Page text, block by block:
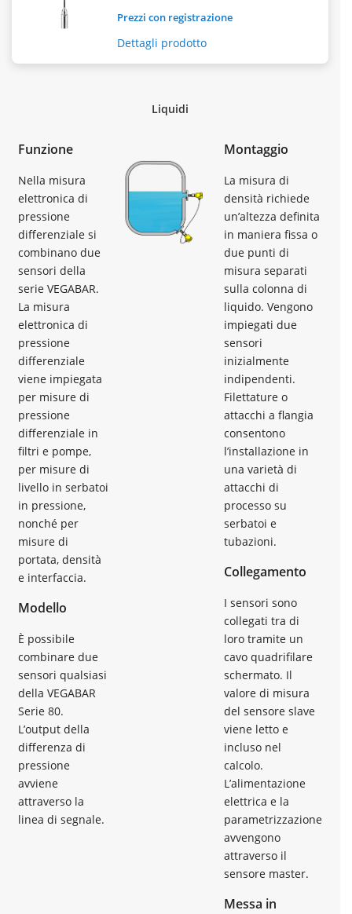
Prezzi con registrazione
Dettagli prodotto
Liquidi
Funzione
Nella misura
elettronica di
pressione
differenziale si
combinano due
sensori della
serie VEGABAR.
La misura
elettronica di
pressione
differenziale
viene impiegata
per misure di
pressione
differenziale in
filtri e pompe,
per misure di
livello in serbatoi
in pressione,
nonché per
misure di
portata, densità
e interfaccia.
Modello
È possibile
combinare due
sensori qualsiasi
della VEGABAR
Serie 80.
L’output della
differenza di
pressione
avviene
attraverso la
linea di segnale.
Montaggio
La misura di
densità richiede
un’altezza definita
in maniera fissa o
due punti di
misura separati
sulla colonna di
liquido. Vengono
impiegati due
sensori
inizialmente
indipendenti.
Filettature o
attacchi a flangia
consentono
l’installazione in
una varietà di
attacchi di
processo su
serbatoi e
tubazioni.
Collegamento
I sensori sono
collegati tra di
loro tramite un
cavo quadrifilare
schermato. Il
valore di misura
del sensore slave
viene letto e
incluso nel
calcolo.
L’alimentazione
elettrica e la
parametrizzazione
avvengono
attraverso il
sensore master.
Messa in